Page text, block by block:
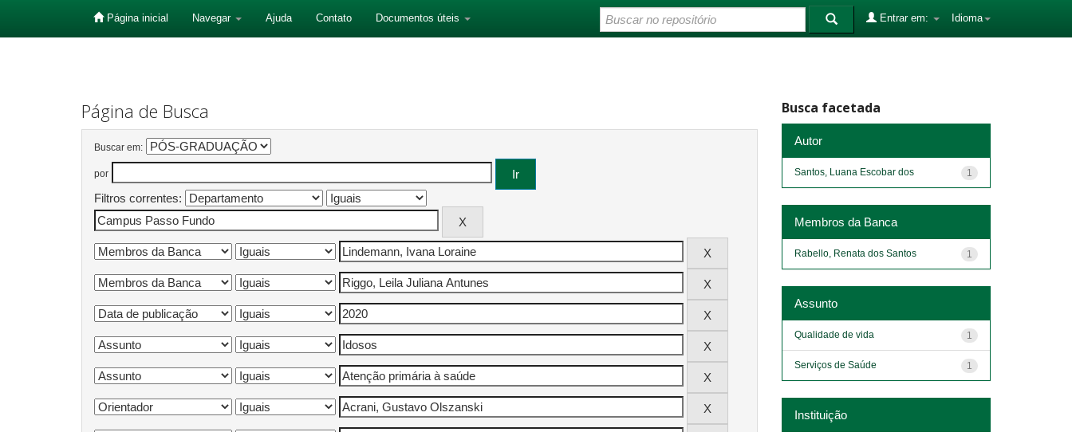
Página inicial Navegar Ajuda Contato Documentos úteis Idioma
Entrar em:
Página de Busca
Buscar em:
por
Filtros correntes:
Busca facetada
Autor
1
Santos, Luana Escobar dos
Membros da Banca
1
Rabello, Renata dos Santos
Assunto
1
Qualidade de vida
1
Serviços de Saúde
Instituição